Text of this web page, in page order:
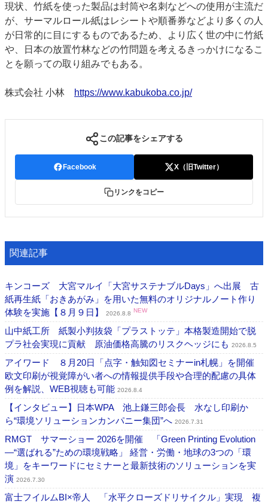
現状、竹紙を使った製品は封筒や名刺などへの使用が主流だ
が、サーマルロール紙はレシートや順番券などより多くの人
が日常的に目にするものであるため、より広く世の中に竹紙
や、日本の放置竹林などの竹問題を考えるきっかけになるこ
とを願っての取り組みでもある。
株式会社 小林 https://www.kabukoba.co.jp/
この記事をシェアする
Facebook X（旧Twitter）
リンクをコピー
関連記事
キンコーズ 大宮マルイ「大宮サステナブルDays」へ出展 古
紙再生紙「おきあがみ」を用いた無料のオリジナルノート作り
体験を実施【８月９日】
2026.8.8 NEW
山中紙工所 紙製小判抜袋「プラストッテ」本格製造開始で脱
プラ社会実現に貢献 原油価格高騰のリスクヘッジにも 2026.8.5
アイワード ８月20日「点字・触知図セミナーin札幌」を開催
欧文印刷が視覚障がい者への情報提供手段や合理的配慮の具体
例を解説、WEB視聴も可能 2026.8.4
【インタビュー】日本WPA 池上鎌三郎会長 水なし印刷か
ら“環境ソリューションカンパニー集団”へ 2026.7.31
RMGT サマーショー 2026を開催 「Green Printing Evolution
―“選ばれる”ための環境戦略」 経営・労働・地球の3つの「環
境」をキーワードにセミナーと最新技術のソリューションを実
演 2026.7.30
富士フイルムBI×帝人 「水平クローズドリサイクル」実現 複